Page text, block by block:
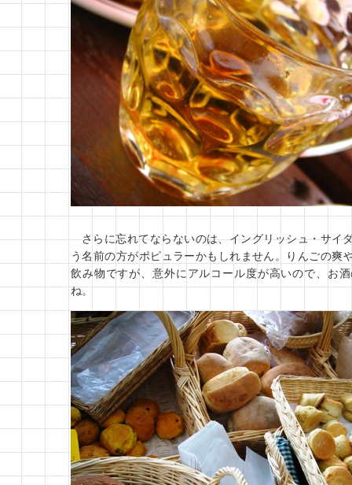
さらに忘れてならないのは、イングリッシュ・サイ
う名前の方がポピュラーかもしれません。りんごの爽
飲み物ですが、意外にアルコール度が高いので、お
ね。